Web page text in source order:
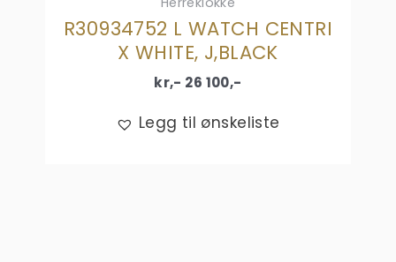
R30934752 L WATCH CENTRI
X WHITE, J,BLACK
kr,- 26 100,-
Legg til ønskeliste